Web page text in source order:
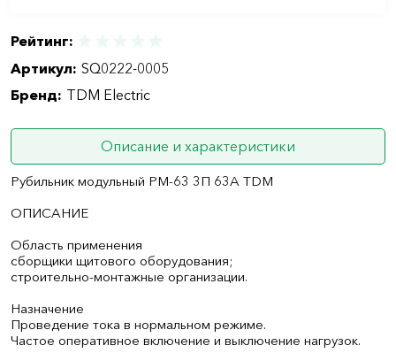
Рейтинг:
Артикул: SQ0222-0005
Бренд: TDM Electric
Описание и характеристики
Рубильник модульный РМ-63 3П 63A TDM
ОПИСАНИЕ
Область применения
сборщики щитового оборудования;
строительно-монтажные организации.
Назначение
Проведение тока в нормальном режиме.
Частое оперативное включение и выключение нагрузок.